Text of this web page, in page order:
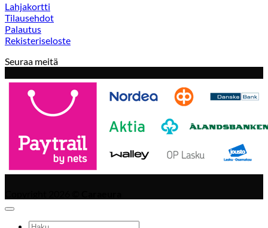
Lahjakortti
Tilausehdot
Palautus
Rekisteriseloste
Seuraa meitä
Etsi: